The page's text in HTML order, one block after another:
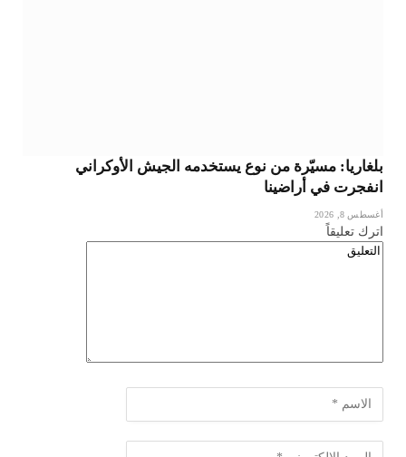
بلغاريا: مسيّرة من نوع يستخدمه الجيش الأوكراني
انفجرت في أراضينا
أغسطس 8, 2026
اترك تعليقاً